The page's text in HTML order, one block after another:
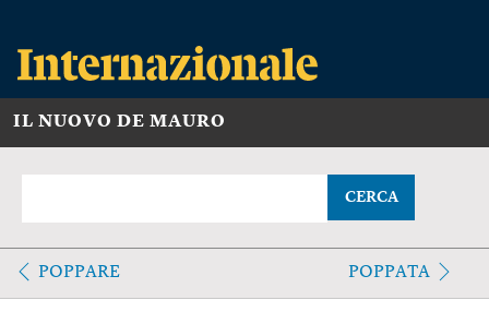
IL NUOVO DE MAURO
CERCA
POPPARE POPPATA